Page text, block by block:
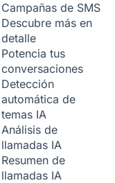
Campañas de SMS
Descubre más en
detalle
Potencia tus
conversaciones
Detección
automática de
temas IA
Análisis de
llamadas IA
Resumen de
llamadas IA